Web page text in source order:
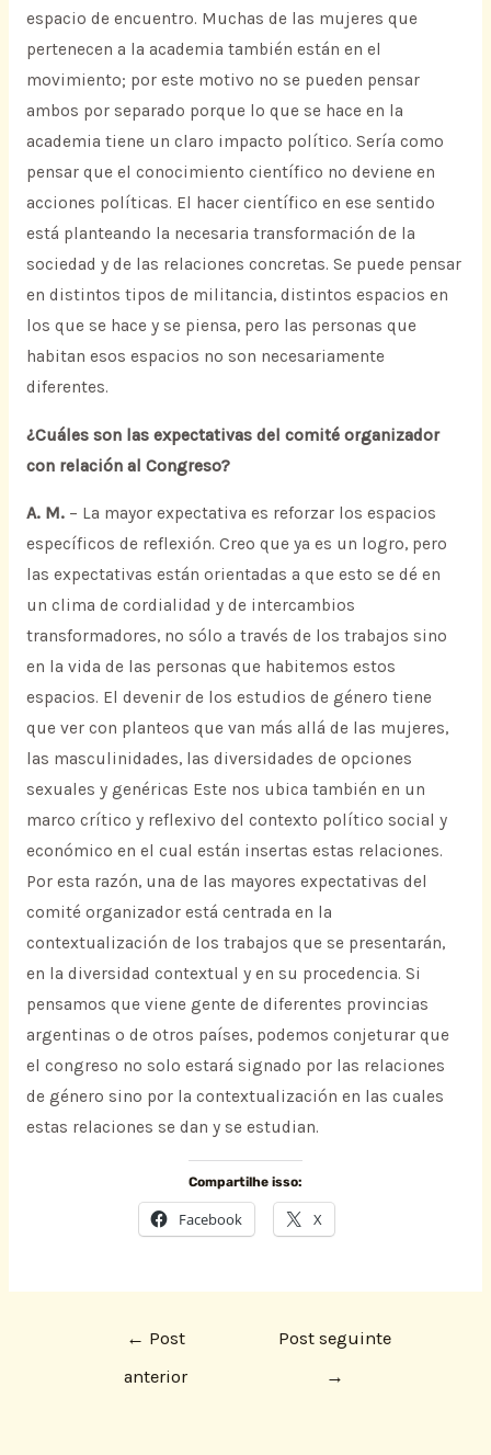
espacio de encuentro. Muchas de las mujeres que
pertenecen a la academia también están en el
movimiento; por este motivo no se pueden pensar
ambos por separado porque lo que se hace en la
academia tiene un claro impacto político. Sería como
pensar que el conocimiento científico no deviene en
acciones políticas. El hacer científico en ese sentido
está planteando la necesaria transformación de la
sociedad y de las relaciones concretas. Se puede pensar
en distintos tipos de militancia, distintos espacios en
los que se hace y se piensa, pero las personas que
habitan esos espacios no son necesariamente
diferentes.
¿Cuáles son las expectativas del comité organizador
con relación al Congreso?
A. M. – La mayor expectativa es reforzar los espacios
específicos de reflexión. Creo que ya es un logro, pero
las expectativas están orientadas a que esto se dé en
un clima de cordialidad y de intercambios
transformadores, no sólo a través de los trabajos sino
en la vida de las personas que habitemos estos
espacios. El devenir de los estudios de género tiene
que ver con planteos que van más allá de las mujeres,
las masculinidades, las diversidades de opciones
sexuales y genéricas Este nos ubica también en un
marco crítico y reflexivo del contexto político social y
económico en el cual están insertas estas relaciones.
Por esta razón, una de las mayores expectativas del
comité organizador está centrada en la
contextualización de los trabajos que se presentarán,
en la diversidad contextual y en su procedencia. Si
pensamos que viene gente de diferentes provincias
argentinas o de otros países, podemos conjeturar que
el congreso no solo estará signado por las relaciones
de género sino por la contextualización en las cuales
estas relaciones se dan y se estudian.
Compartilhe isso:
Facebook X
← Post
anterior
Post seguinte
→